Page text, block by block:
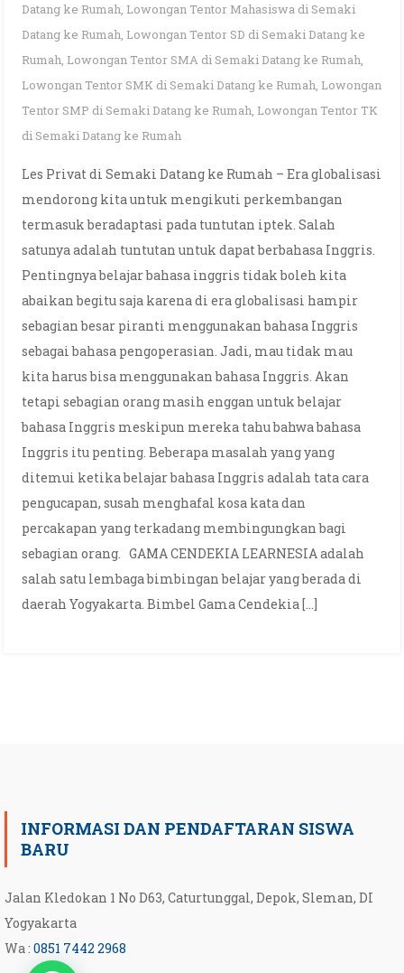
Datang ke Rumah, Lowongan Tentor Mahasiswa di Semaki
Datang ke Rumah, Lowongan Tentor SD di Semaki Datang ke
Rumah, Lowongan Tentor SMA di Semaki Datang ke Rumah,
Lowongan Tentor SMK di Semaki Datang ke Rumah, Lowongan
Tentor SMP di Semaki Datang ke Rumah, Lowongan Tentor TK
di Semaki Datang ke Rumah
Les Privat di Semaki Datang ke Rumah – Era globalisasi
mendorong kita untuk mengikuti perkembangan
termasuk beradaptasi pada tuntutan iptek. Salah
satunya adalah tuntutan untuk dapat berbahasa Inggris.
Pentingnya belajar bahasa inggris tidak boleh kita
abaikan begitu saja karena di era globalisasi hampir
sebagian besar piranti menggunakan bahasa Inggris
sebagai bahasa pengoperasian. Jadi, mau tidak mau
kita harus bisa menggunakan bahasa Inggris. Akan
tetapi sebagian orang masih enggan untuk belajar
bahasa Inggris meskipun mereka tahu bahwa bahasa
Inggris itu penting. Beberapa masalah yang yang
ditemui ketika belajar bahasa Inggris adalah tata cara
pengucapan, susah menghafal kosa kata dan
percakapan yang terkadang membingungkan bagi
sebagian orang. GAMA CENDEKIA LEARNESIA adalah
salah satu lembaga bimbingan belajar yang berada di
daerah Yogyakarta. Bimbel Gama Cendekia […]
INFORMASI DAN PENDAFTARAN SISWA
BARU
Jalan Kledokan 1 No D63, Caturtunggal, Depok, Sleman, DI
Yogyakarta
Wa : 0851 7442 2968